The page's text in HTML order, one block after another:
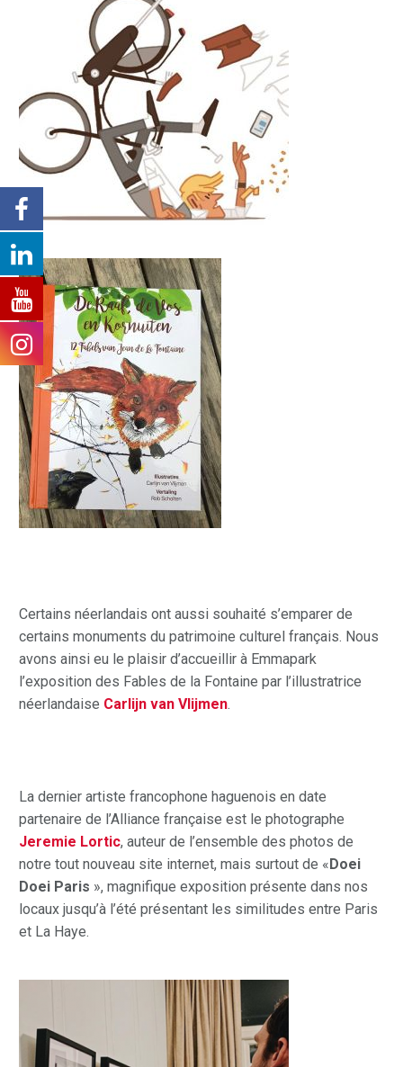
Certains néerlandais ont aussi souhaité s’emparer de
certains monuments du patrimoine culturel français. Nous
avons ainsi eu le plaisir d’accueillir à Emmapark
l’exposition des Fables de la Fontaine par l’illustratrice
néerlandaise Carlijn van Vlijmen.
La dernier artiste francophone haguenois en date
partenaire de l’Alliance française est le photographe
Jeremie Lortic, auteur de l’ensemble des photos de
notre tout nouveau site internet, mais surtout de « Doei
Doei Paris », magnifique exposition présente dans nos
locaux jusqu’à l’été présentant les similitudes entre Paris
et La Haye.